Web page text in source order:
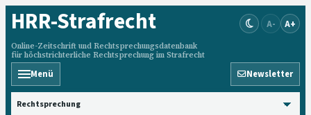
HRR-Strafrecht
Online-Zeitschrift und Rechtsprechungsdatenbank
für höchstrichterliche Rechtsprechung im Strafrecht
A- A+
Menü Newsletter
HRRS durchsuchen